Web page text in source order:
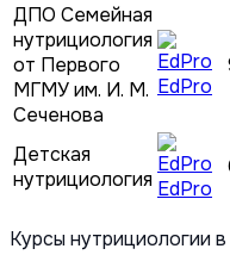
ДПО Семейная
нутрициология
от Первого
МГМУ им. И. М.
Сеченова
EdPro
Детская
нутрициология EdPro
Курсы нутрициологии